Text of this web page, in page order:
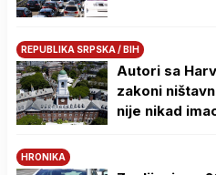
REPUBLIKA SRPSKA / BIH
Autori sa
zakoni
nije nikad
HRONIKA